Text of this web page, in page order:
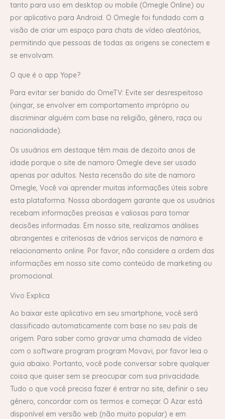
tanto para uso em desktop ou mobile (Omegle Online) ou
por aplicativo para Android. O Omegle foi fundado com a
visão de criar um espaço para chats de vídeo aleatórios,
permitindo que pessoas de todas as origens se conectem e
se envolvam.
O que é o app Yope?
Para evitar ser banido do OmeTV: Evite ser desrespeitoso
(xingar, se envolver em comportamento impróprio ou
discriminar alguém com base na religião, gênero, raça ou
nacionalidade).
Os usuários em destaque têm mais de dezoito anos de
idade porque o site de namoro Omegle deve ser usado
apenas por adultos. Nesta recensão do site de namoro
Omegle, Você vai aprender muitas informações úteis sobre
esta plataforma. Nossa abordagem garante que os usuários
recebam informações precisas e valiosas para tomar
decisões informadas. Em nosso site, realizamos análises
abrangentes e criteriosas de vários serviços de namoro e
relacionamento online. Por favor, não considere a ordem das
informações em nosso site como conteúdo de marketing ou
promocional.
Vivo Explica
Ao baixar este aplicativo em seu smartphone, você será
classificado automaticamente com base no seu país de
origem. Para saber como gravar uma chamada de vídeo
com o software program program Movavi, por favor leia o
guia abaixo. Portanto, você pode conversar sobre qualquer
coisa que quiser sem se preocupar com sua privacidade.
Tudo o que você precisa fazer é entrar no site, definir o seu
gênero, concordar com os termos e começar. O Azar está
disponível em versão web (não muito popular) e em